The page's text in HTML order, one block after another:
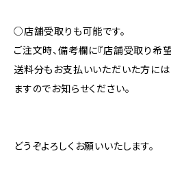
○店舗受取りも可能です。
ご注文時、備考欄に『店舗受取り希望
送料分もお支払いいただいた方に
ますのでお知らせください。
どうぞよろしくお願いいたします。